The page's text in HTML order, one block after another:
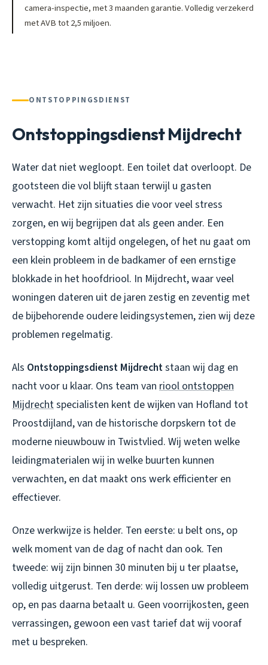
camera-inspectie, met 3 maanden garantie. Volledig verzekerd
met AVB tot 2,5 miljoen.
ONTSTOPPINGSDIENST
Ontstoppingsdienst Mijdrecht
Water dat niet wegloopt. Een toilet dat overloopt. De
gootsteen die vol blijft staan terwijl u gasten
verwacht. Het zijn situaties die voor veel stress
zorgen, en wij begrijpen dat als geen ander. Een
verstopping komt altijd ongelegen, of het nu gaat om
een klein probleem in de badkamer of een ernstige
blokkade in het hoofdriool. In Mijdrecht, waar veel
woningen dateren uit de jaren zestig en zeventig met
de bijbehorende oudere leidingsystemen, zien wij deze
problemen regelmatig.
Als Ontstoppingsdienst Mijdrechtstaan wij dag en
nacht voor u klaar. Ons team van riool ontstoppen
Mijdrechtspecialisten kent de wijken van Hofland tot
Proostdijland, van de historische dorpskern tot de
moderne nieuwbouw in Twistvlied. Wij weten welke
leidingmaterialen wij in welke buurten kunnen
verwachten, en dat maakt ons werk efficienter en
effectiever.
Onze werkwijze is helder. Ten eerste: u belt ons, op
welk moment van de dag of nacht dan ook. Ten
tweede: wij zijn binnen 30 minuten bij u ter plaatse,
volledig uitgerust. Ten derde: wij lossen uw probleem
op, en pas daarna betaalt u. Geen voorrijkosten, geen
verrassingen, gewoon een vast tarief dat wij vooraf
met u bespreken.